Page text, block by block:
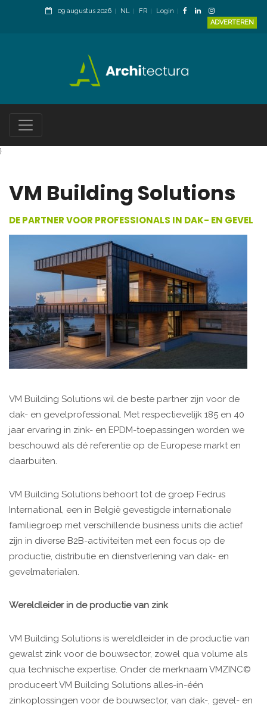
09 augustus 2026 NL FR
Login
ADVERTEREN
}
VM Building Solutions
DE PARTNER VOOR PROFESSIONALS IN DAK- EN GEVEL
VM Building Solutions wil de beste partner zijn voor de
dak- en gevelprofessional. Met respectievelijk 185 en 40
jaar ervaring in zink- en EPDM-toepassingen worden we
beschouwd als dé referentie op de Europese markt en
daarbuiten.
VM Building Solutions behoort tot de groep Fedrus
International, een in België gevestigde internationale
familiegroep met verschillende business units die actief
zijn in diverse B2B-activiteiten met een focus op de
productie, distributie en dienstverlening van dak- en
gevelmaterialen.
Wereldleider in de productie van zink
VM Building Solutions is wereldleider in de productie van
gewalst zink voor de bouwsector, zowel qua volume als
qua technische expertise. Onder de merknaam VMZINC©
produceert VM Building Solutions alles-in-één
zinkoplossingen voor de bouwsector, van dak-, gevel- en